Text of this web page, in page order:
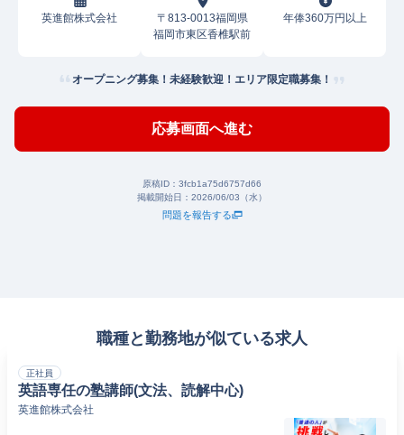
英進館株式会社
〒813-0013福岡県
福岡市東区香椎駅前
年俸360万円以上
オープニング募集！未経験歓迎！エリア限定職募集！
応募画面へ進む
原稿ID： 3fcb1a75d6757d66
掲載開始日： 2026/06/03（水）
問題を報告する
職種と勤務地が似ている求人
正社員
英語専任の塾講師(文法、読解中心)
英進館株式会社